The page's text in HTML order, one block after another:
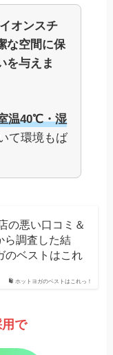
オンスチ
な空間に保
を与えま
温40℃・湿
て環境もば
ホットヨガのベストはこれっ！
の悪い口コミ＆
ら調査した結
のベストはこれ
で